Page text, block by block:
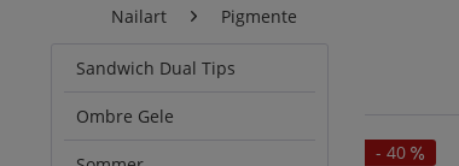
Nailart Pigmente
Sandwich Dual Tips
Ombre Gele
- 40